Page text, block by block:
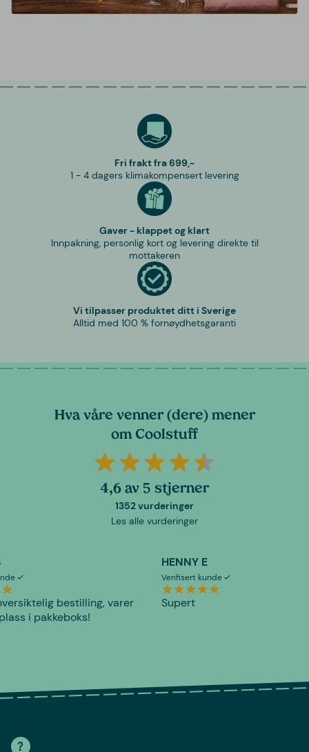
Fri frakt fra 699,-
1 - 4 dagers klimakompensert levering
Gaver - klappet og klart
Innpakning, personlig kort og levering direkte til
mottakeren
Vi tilpasser produktet ditt i Sverige
Alltid med 100 % fornøydhetsgaranti
Hva våre venner (dere) mener
om Coolstuff
4,6 av 5 stjerner
1352 vurderinger
Les alle vurderinger
bestilling, varer
i pakkeboks!
HENNY E
Verifisert kunde
Supert